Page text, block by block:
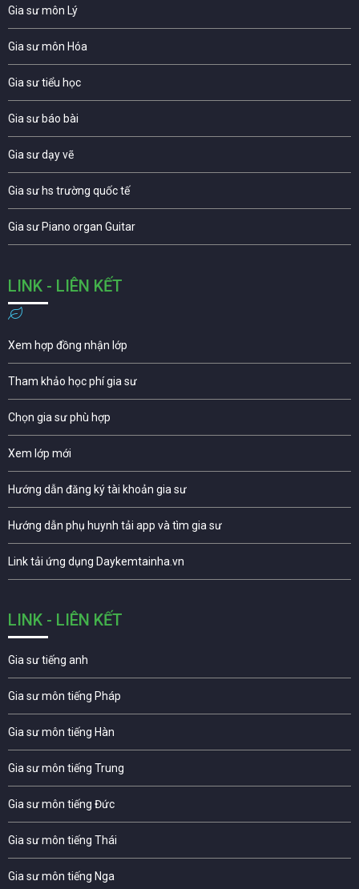
Gia sư môn Lý
Gia sư môn Hóa
Gia sư tiểu học
Gia sư báo bài
Gia sư dạy vẽ
Gia sư hs trường quốc tế
Gia sư Piano organ Guitar
LINK - LIÊN KẾT
Xem hợp đồng nhận lớp
Tham khảo học phí gia sư
Chọn gia sư phù hợp
Xem lớp mới
Hướng dẫn đăng ký tài khoản gia sư
Hướng dẫn phụ huynh tải app và tìm gia sư
Link tải ứng dụng Daykemtainha.vn
LINK - LIÊN KẾT
Gia sư tiếng anh
Gia sư môn tiếng Pháp
Gia sư môn tiếng Hàn
Gia sư môn tiếng Trung
Gia sư môn tiếng Đức
Gia sư môn tiếng Thái
Gia sư môn tiếng Nga